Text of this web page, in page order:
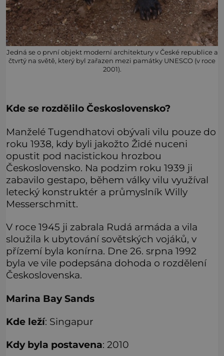
Jedná se o první objekt moderní architektury v České republice a
čtvrtý na světě, který byl zařazen mezi památky UNESCO (v roce
2001).
Kde se rozdělilo Československo?
Manželé Tugendhatovi obývali vilu pouze do
roku 1938, kdy byli jakožto Židé nuceni
opustit pod nacistickou hrozbou
Československo. Na podzim roku 1939 ji
zabavilo gestapo, během války vilu využíval
letecký konstruktér a průmyslník Willy
Messerschmitt.
V roce 1945 ji zabrala Rudá armáda a vila
sloužila k ubytování sovětských vojáků, v
přízemí byla konírna. Dne 26. srpna 1992
byla ve vile podepsána dohoda o rozdělení
Československa.
Marina Bay Sands
Kde leží: Singapur
Kdy byla postavena: 2010